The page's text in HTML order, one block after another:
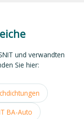
und verwandten
Sie hier:
BA-Auto